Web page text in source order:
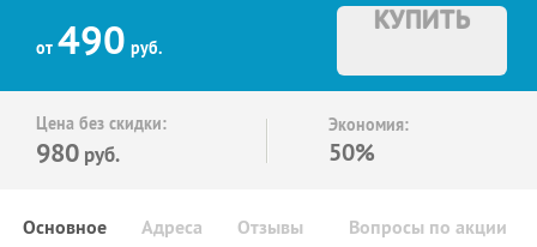
от 490 руб.
КУПИТЬ
Цена без скидки:
980 руб.
Экономия:
50%
Основное Отзывы Вопросы по акции
Адреса